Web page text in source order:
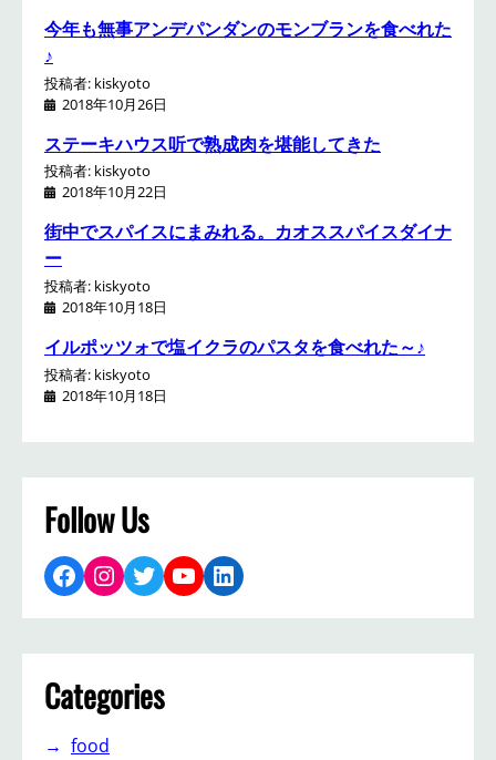
今年も無事アンデパンダンのモンブランを食べれた
♪
投稿者: kiskyoto
2018年10月26日
ステーキハウス听で熟成肉を堪能してきた
投稿者: kiskyoto
2018年10月22日
街中でスパイスにまみれる。カオススパイスダイナ
ー
投稿者: kiskyoto
2018年10月18日
イルポッツォで塩イクラのパスタを食べれた～♪
投稿者: kiskyoto
2018年10月18日
Follow Us
Facebook Instagram Twitter YouTube LinkedIn
Categories
food